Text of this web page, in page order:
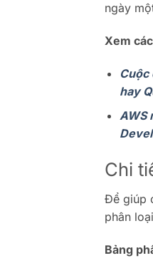
ngày
Xem
Cuộc
hay
AWS
Chi
Để giúp
phân
Bảng